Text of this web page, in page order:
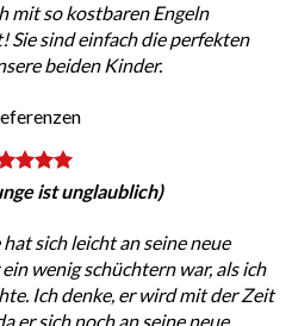
mit so kostbaren Engeln
Sie sind einfach die perfekten
beiden Kinder.
ist unglaublich)
sich leicht an seine neue
wenig schüchtern war, als ich
Ich denke, er wird mit der Zeit
er sich noch an seine neue